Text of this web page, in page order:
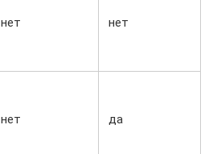
нет нет
нет да